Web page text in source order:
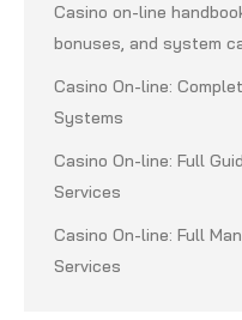
Casino on-line
bonuses, and system
Casino On-line:
Systems
Casino On-line: Full
Services
Casino On-line: Full
Services